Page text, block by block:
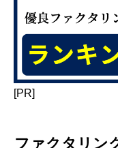
[PR]
ファクタリン